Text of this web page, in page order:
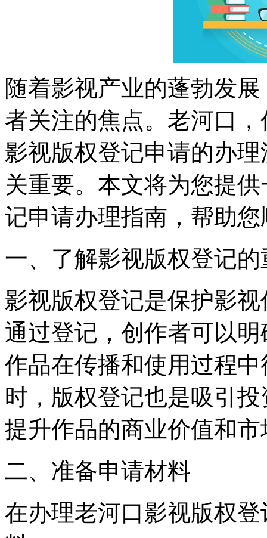
随着影视产业的蓬勃发
者关注的焦点。老河口
影视版权登记申请的办
关重要。本文将为您提
记申请办理指南，帮助
一、了解影视版权登记的
影视版权登记是保护影
通过登记，创作者可以
作品在传播和使用过程
时，版权登记也是吸引
提升作品的商业价值和
二、准备申请材料
在办理老河口影视版权